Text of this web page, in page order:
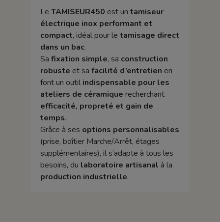
Le TAMISEUR450 est un tamiseur
électrique inox performant et
compact, idéal pour le tamisage direct
dans un bac.
Sa fixation simple, sa construction
robuste et sa facilité d’entretien en
font un outil indispensable pour les
ateliers de céramique recherchant
efficacité, propreté et gain de
temps.
Grâce à ses options personnalisables
(prise, boîtier Marche/Arrêt, étages
supplémentaires), il s’adapte à tous les
besoins, du laboratoire artisanal à la
production industrielle.